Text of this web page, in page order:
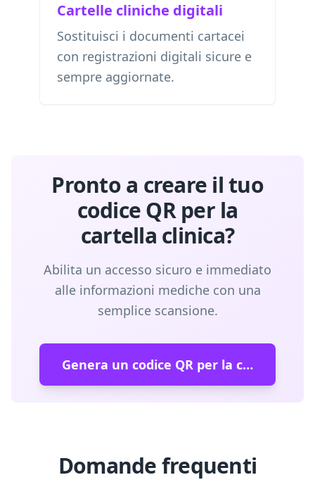
Cartelle cliniche digitali
Sostituisci i documenti cartacei
con registrazioni digitali sicure e
sempre aggiornate.
Pronto a creare il tuo
codice QR per la
cartella clinica?
Abilita un accesso sicuro e immediato
alle informazioni mediche con una
semplice scansione.
Genera un codice QR per la cartella clinica
Domande frequenti